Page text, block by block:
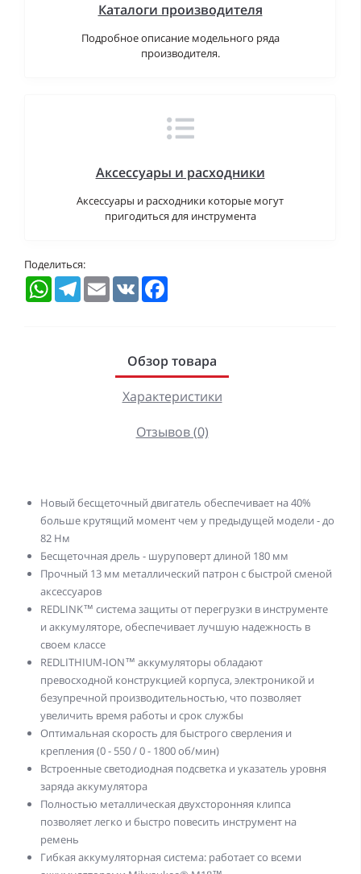
Каталоги производителя
Подробное описание модельного ряда
производителя.
Аксессуары и расходники
Аксессуары и расходники которые могут
пригодиться для инструмента
Поделиться:
WhatsAppTelegramEmail VK
Обзор товара
Характеристики
Отзывов (0)
Новый бесщеточный двигатель обеспечивает на 40%
больше крутящий момент чем у предыдущей модели - до
82 Нм
Бесщеточная дрель - шуруповерт длиной 180 мм
Прочный 13 мм металлический патрон с быстрой сменой
аксессуаров
REDLINK™ система защиты от перегрузки в инструменте
и аккумуляторе, обеспечивает лучшую надежность в
своем классе
REDLITHIUM-ION™ аккумуляторы обладают
превосходной конструкцией корпуса, электроникой и
безупречной производительностью, что позволяет
увеличить время работы и срок службы
Оптимальная скорость для быстрого сверления и
крепления (0 - 550 / 0 - 1800 об/мин)
Встроенные светодиодная подсветка и указатель уровня
заряда аккумулятора
Полностью металлическая двухсторонняя клипса
позволяет легко и быстро повесить инструмент на
ремень
Гибкая аккумуляторная система: работает со всеми